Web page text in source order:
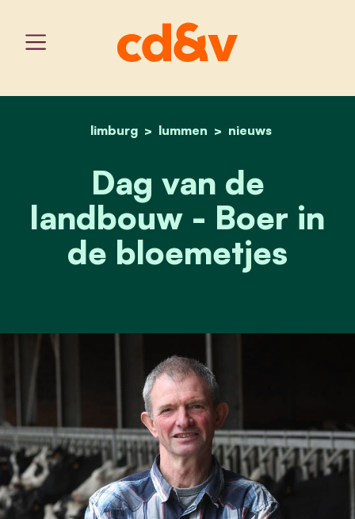
home
limburg lummen nieuws
dag van de landbouw -
Dag van de
landbouw - Boer in
de bloemetjes